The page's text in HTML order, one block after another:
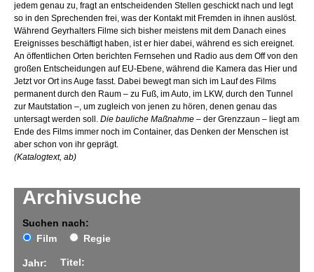
Archivsuche
Suchen nach:
Film
Regie
Jahr: Titel:
jedem genau zu, fragt an entscheidenden Stellen geschickt nach und legt
so in den Sprechenden frei, was der Kontakt mit Fremden in ihnen auslöst.
Während Geyrhalters Filme sich bisher meistens mit dem Danach eines
Ereignisses beschäftigt haben, ist er hier dabei, während es sich ereignet.
An öffentlichen Orten berichten Fernsehen und Radio aus dem Off von den
großen Entscheidungen auf EU-Ebene, während die Kamera das Hier und
Jetzt vor Ort ins Auge fasst. Dabei bewegt man sich im Lauf des Films
permanent durch den Raum – zu Fuß, im Auto, im LKW, durch den Tunnel
zur Mautstation –, um zugleich von jenen zu hören, denen genau das
untersagt werden soll. Die bauliche Maßnahme – der Grenzzaun – liegt am
Ende des Films immer noch im Container, das Denken der Menschen ist
aber schon von ihr geprägt.
(Katalogtext, ab)